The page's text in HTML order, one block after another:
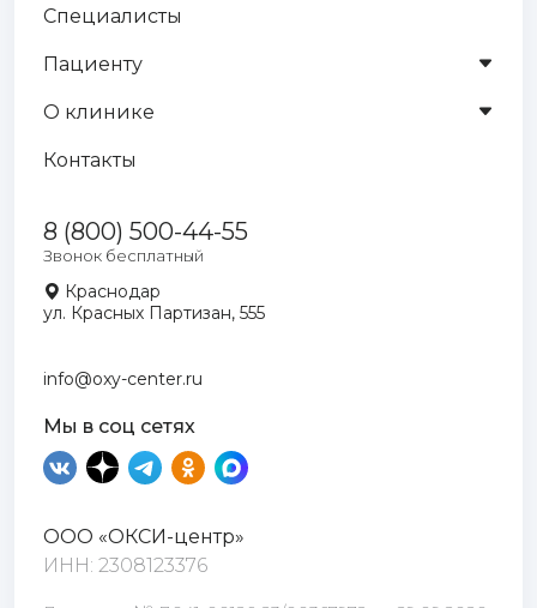
Специалисты
Пациенту
О клинике
Контакты
8 (800) 500-44-55
Звонок бесплатный
Краснодар
ул. Красных Партизан, 555
info@oxy-center.ru
Мы в соц сетях
ООО «ОКСИ-центр»
ИНН: 2308123376